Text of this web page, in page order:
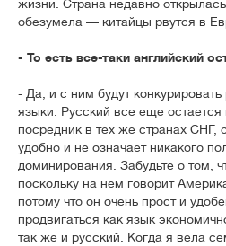
жизни. Страна недавно
обезумела — китайцы рвутся в
- То есть все-таки английский
- Да, и с ним будут
языки. Русский все еще
посредник в тех же странах СНГ,
удобно и не означает никакого
доминирования. Забудьте о том,
поскольку на нем говорит
потому что он очень прост и
продвигаться как язык
так же и русский. Когда я вела